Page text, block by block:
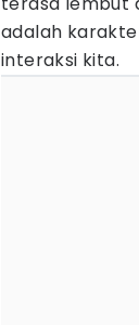
adalah
interaksi kita.